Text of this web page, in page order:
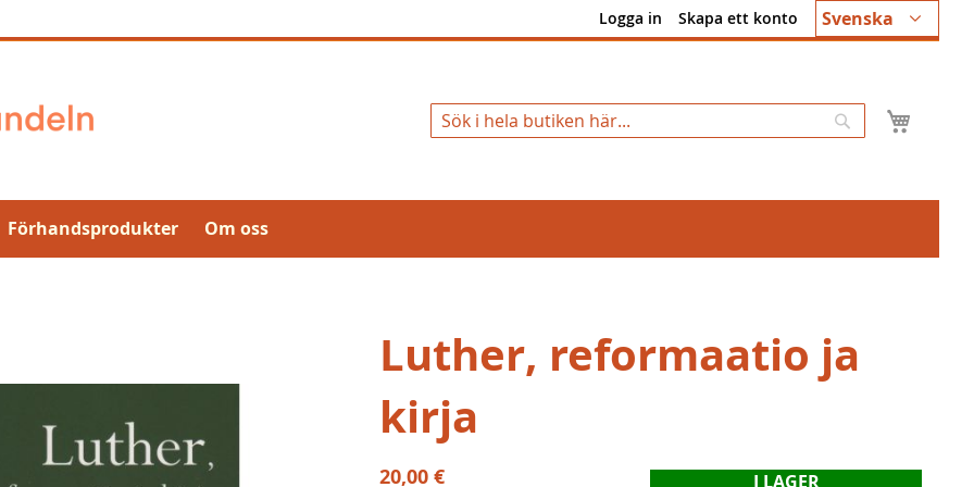
Språk
Svenska
Logga in Skapa ett konto
Sök
Förhandsprodukter Om oss
Luther, reformaatio ja
kirja
20,00 €
I LAGER